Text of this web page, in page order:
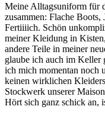
Meine Alltagsuniform für
zusammen: Flache Boots,
Fertiiiich. Schön
meiner Kleidung in
andere Teile in meiner
glaube ich auch im Keller
ich mich momentan noch
keinen wirklichen
Stockwerk unserer
Hört sich ganz schick an,